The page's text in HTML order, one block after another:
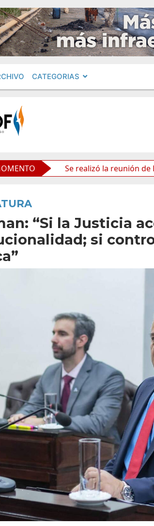
CATEGORIAS
Se realizó la reunión de Labor
“Si la Justicia
si